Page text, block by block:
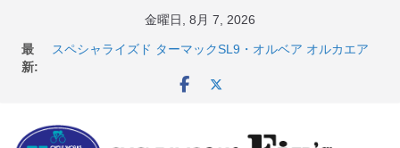
金曜日, 8月 7, 2026
最
新:
店頭のセールバイク在庫 ロードバイク、MTB、クロス
スペシャライズド ターマックSL9・オルベア オルカエア
8月1・2日 YOELEO試乗会とオフ会開催！！ ＆